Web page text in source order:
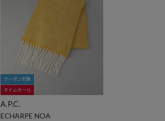
クーポン対象
タイムセール
A.P.C.
ECHARPE NOA